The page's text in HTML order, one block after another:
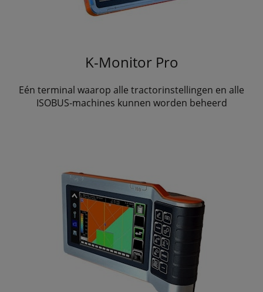
K-Monitor Pro
Eén terminal waarop alle tractorinstellingen en alle
ISOBUS-machines kunnen worden beheerd